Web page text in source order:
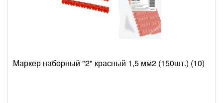
Маркер наборный "2" красный 1,5 мм2 (150шт.) (10)